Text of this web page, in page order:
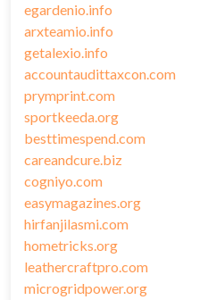
egardenio.info
arxteamio.info
getalexio.info
accountaudittaxcon.com
prymprint.com
sportkeeda.org
besttimespend.com
careandcure.biz
cogniyo.com
easymagazines.org
hirfanjilasmi.com
hometricks.org
leathercraftpro.com
microgridpower.org